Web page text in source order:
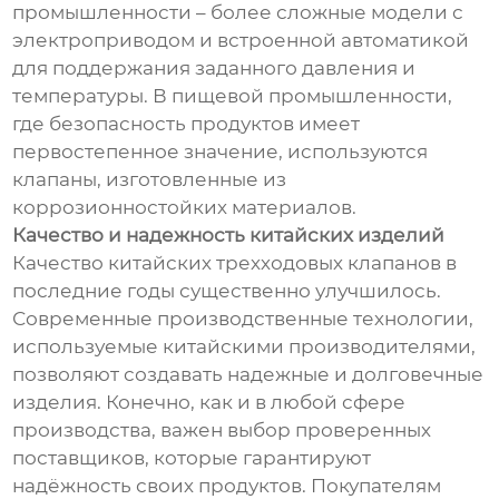
промышленности – более сложные модели с
электроприводом и встроенной автоматикой
для поддержания заданного давления и
температуры. В пищевой промышленности,
где безопасность продуктов имеет
первостепенное значение, используются
клапаны, изготовленные из
коррозионностойких материалов.
Качество и надежность китайских изделий
Качество китайских трехходовых клапанов в
последние годы существенно улучшилось.
Современные производственные технологии,
используемые китайскими производителями,
позволяют создавать надежные и долговечные
изделия. Конечно, как и в любой сфере
производства, важен выбор проверенных
поставщиков, которые гарантируют
надёжность своих продуктов. Покупателям